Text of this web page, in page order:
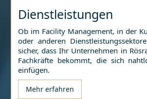
Dienstleistungen
Ob im Facility Management, in der
oder anderen
sicher, dass Ihr Unternehmen in
Fachkräfte bekommt, die sich
einfügen.
Mehr erfahren